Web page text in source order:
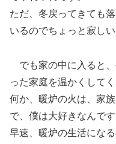
ただ、冬戻ってきても
いるのでちょっと寂しい
でも家の中に入ると
った家庭を温かくしてく
何か、暖炉の火は、家
で、僕は大好きなんです
早速、暖炉の生活にな